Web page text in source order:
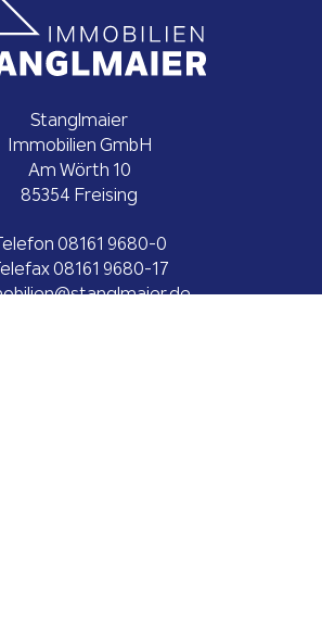
Stanglmaier
Immobilien GmbH
Am Wörth 10
85354 Freising
08161 9680-0
08161 9680-17